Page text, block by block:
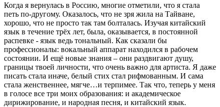
Когда я вернулась в Россию, многие отметили, что я стала
петь по-другому. Оказалось, что не зря жила на Тайване,
хорошо, что не просто так там болталась. Изучая китайский
язык в течение трёх лет, была, оказывается, в постоянной
распевке - язык ведь тональный. Как сказали бы
профессионалы: вокальный аппарат находился в рабочем
состоянии. И ещё новые знания – они раздвигают душу,
границы твоей личности, что очень важно для артиста. Я даже
писать стала иначе, белый стих стал рифмованным. И сама
стала женственнее, мягче…и терпимее. Так что, теперь у меня
в голосе все три моих образования: и академическое
дирижирование, и народная песня, и китайский язык.